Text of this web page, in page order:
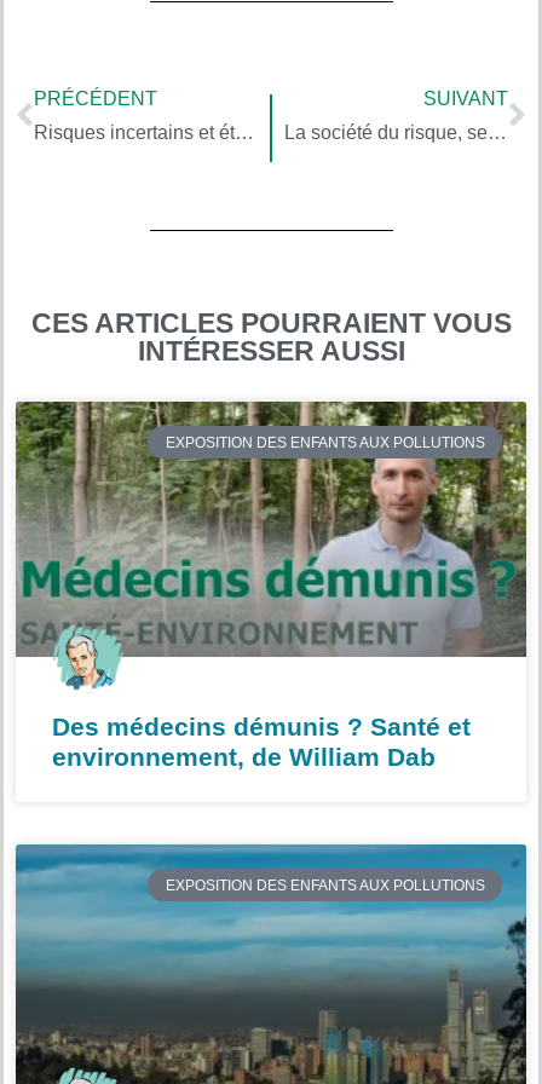
PRÉCÉDENT
Risques incertains et éthique parentale
SUIVANT
La société du risque, selon Ulrich Beck 6
CES ARTICLES POURRAIENT VOUS
INTÉRESSER AUSSI
EXPOSITION DES ENFANTS AUX POLLUTIONS
Des médecins démunis ? Santé et
environnement, de William Dab
EXPOSITION DES ENFANTS AUX POLLUTIONS